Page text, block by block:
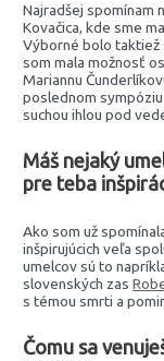
Najradšej spomínam
Kovačica, kde sme
Výborné bolo taktiež
som mala možnosť
Mariannu
poslednom
suchou ihlou pod
Máš nejaký
pre teba
Ako som už
inšpirujúcich veľa
umelcov sú to
slovenských zas
s témou smrti a
Čomu sa